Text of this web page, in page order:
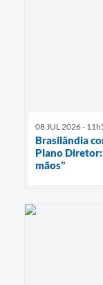
08 JUL 2026 -
Brasilândia
Plano
mãos"